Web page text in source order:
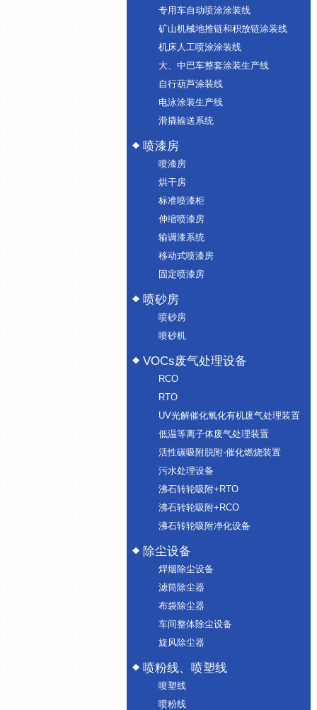
专用车自动喷涂涂装线
矿山机械地推链和积放链涂装线
机床人工喷涂涂装线
大、中巴车整套涂装生产线
自行葫芦涂装线
电泳涂装生产线
滑撬输送系统
喷漆房
喷漆房
烘干房
标准喷漆柜
伸缩喷漆房
输调漆系统
移动式喷漆房
固定喷漆房
喷砂房
喷砂房
喷砂机
VOCs废气处理设备
RCO
RTO
UV光解催化氧化有机废气处理装置
低温等离子体废气处理装置
活性碳吸附脱附-催化燃烧装置
污水处理设备
沸石转轮吸附+RTO
沸石转轮吸附+RCO
沸石转轮吸附净化设备
除尘设备
焊烟除尘设备
滤筒除尘器
布袋除尘器
车间整体除尘设备
旋风除尘器
喷粉线、喷塑线
喷塑线
喷粉线